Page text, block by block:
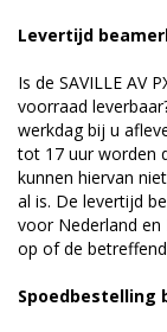
Levertijd
Is de SAVILLE AV
voorraad
werkdag bij u
tot 17 uur worden
kunnen hiervan
al is. De levertijd
voor Nederland en
op of de
Spoedbestelling